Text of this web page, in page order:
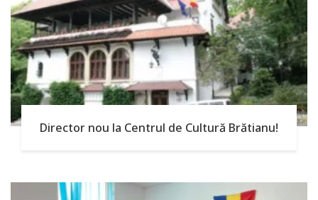
Director nou la Centrul de Cultură Brătianu!